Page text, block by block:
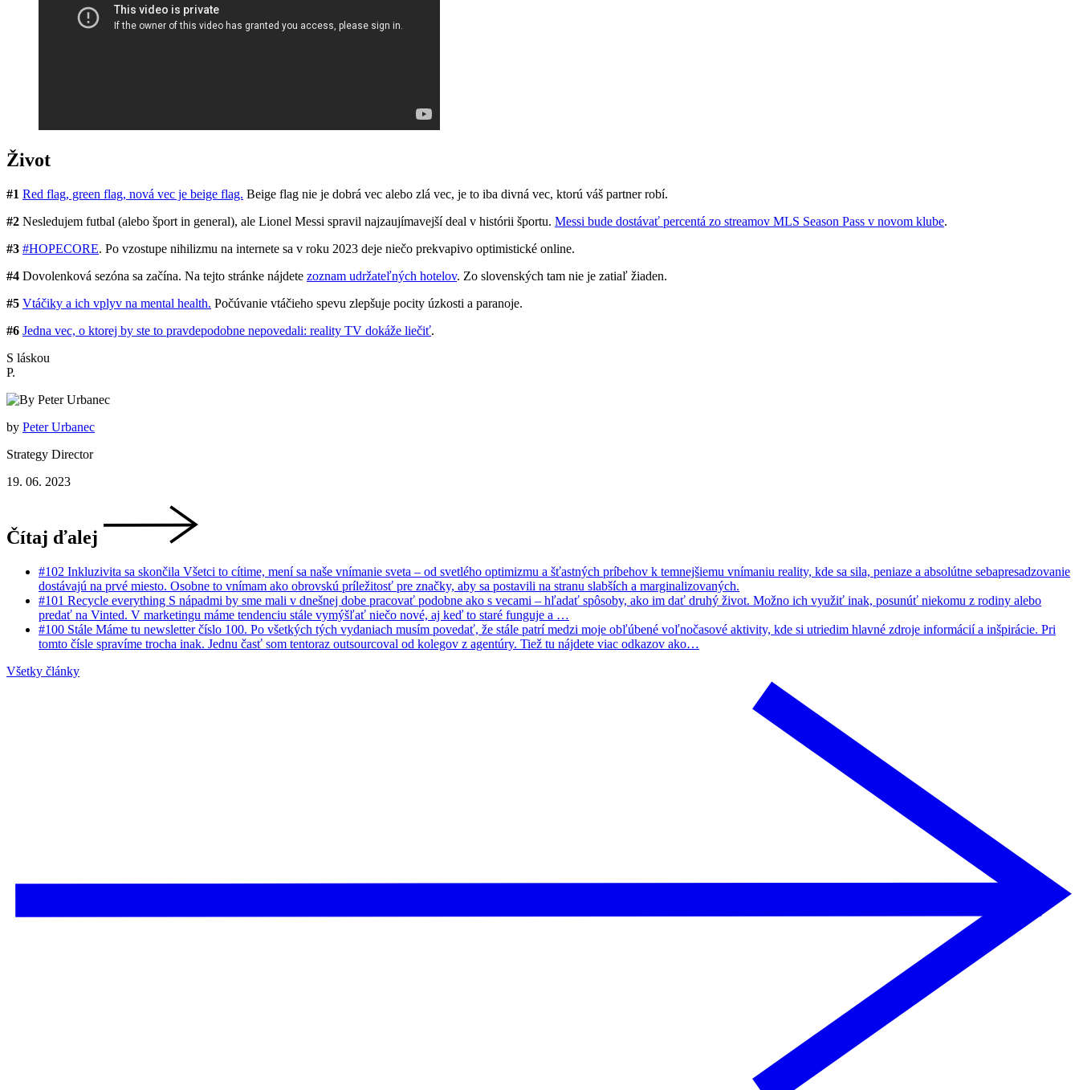
Život
#1 Red flag, green flag, nová vec je beige flag. Beige flag nie je dobrá vec alebo zlá vec, je to iba divná vec, ktorú váš partner robí.
#2 Nesledujem futbal (alebo šport in general), ale Lionel Messi spravil najzaujímavejší deal v histórii športu. Messi bude dostávať percentá zo streamov MLS Season Pass v novom klube.
#3 #HOPECORE. Po vzostupe nihilizmu na internete sa v roku 2023 deje niečo prekvapivo optimistické online.
#4 Dovolenková sezóna sa začína. Na tejto stránke nájdete zoznam udržateľných hotelov. Zo slovenských tam nie je zatiaľ žiaden.
#5 Vtáčiky a ich vplyv na mental health. Počúvanie vtáčieho spevu zlepšuje pocity úzkosti a paranoje.
#6 Jedna vec, o ktorej by ste to pravdepodobne nepovedali: reality TV dokáže liečiť.
S láskou
P.
by Peter Urbanec
Strategy Director
19. 06. 2023
Čítaj ďalej
#102 Inkluzivita sa skončila Všetci to cítime, mení sa naše vnímanie sveta – od svetlého optimizmu a šťastných príbehov k temnejšiemu vnímaniu reality, kde sa sila, peniaze a absolútne sebapresadzovanie
dostávajú na prvé miesto. Osobne to vnímam ako obrovskú príležitosť pre značky, aby sa postavili na stranu slabších a marginalizovaných.
#101 Recycle everything S nápadmi by sme mali v dnešnej dobe pracovať podobne ako s vecami – hľadať spôsoby, ako im dať druhý život. Možno ich využiť inak, posunúť niekomu z rodiny alebo
predať na Vinted. V marketingu máme tendenciu stále vymýšľať niečo nové, aj keď to staré funguje a …
#100 Stále Máme tu newsletter číslo 100. Po všetkých tých vydaniach musím povedať, že stále patrí medzi moje obľúbené voľnočasové aktivity, kde si utriedim hlavné zdroje informácií a inšpirácie. Pri
tomto čísle spravíme trocha inak. Jednu časť som tentoraz outsourcoval od kolegov z agentúry. Tiež tu nájdete viac odkazov ako…
Všetky články